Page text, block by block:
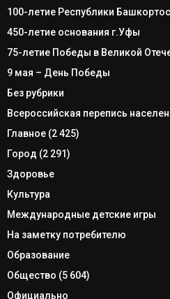
100-летие Республики
450-летие основания г.Уфы
75-летие Победы в Великой
9 мая – День Победы
Без рубрики
Всероссийская перепись
Главное (2 425)
Город (2 291)
Здоровье
Культура
Международные детские игры
На заметку потребителю
Образование
Общество (5 604)
Официально